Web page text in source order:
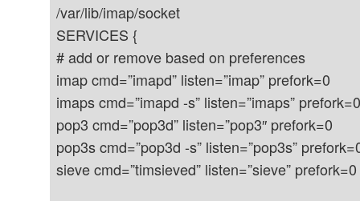
/var/lib/imap/socket
SERVICES {
# add or remove based on preferences
imap cmd=”imapd” listen=”imap” prefork=0
imaps cmd=”imapd -s” listen=”imaps” prefork=0
pop3 cmd=”pop3d” listen=”pop3″ prefork=0
pop3s cmd=”pop3d -s” listen=”pop3s”
sieve cmd=”timsieved” listen=”sieve” prefork=0